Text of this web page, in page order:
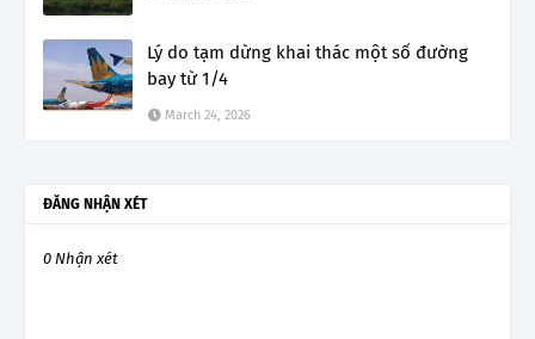
Lý do tạm dừng khai thác một số đường
bay từ 1/4
March 24, 2026
ĐĂNG NHẬN XÉT
0 Nhận xét